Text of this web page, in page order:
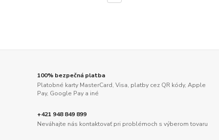
100% bezpečná platba
Platobné karty MasterCard, Visa, platby cez QR kódy, Apple
Pay, Google Pay a iné
+421 948 849 899
Neváhajte nás kontaktovať pri problémoch s výberom tovaru